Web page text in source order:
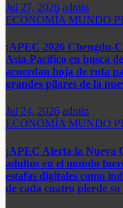
Jul 27, 2026 admin
ECONOMÍA MUNDO
¡APEC 2026 Chengdu-
Asia-Pacífico en busca
acuerdan hoja de ruta
grandes pilares de la
Jul 24, 2026 admin
ECONOMÍA MUNDO
¡APEC Alerta la Nueva
adultos en el mundo
estafas digitales como
de cada cuatro pierde